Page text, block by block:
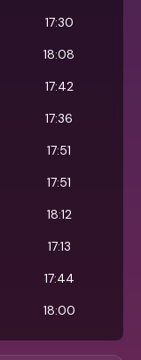
17:30
18:08
17:42
17:36
17:51
17:51
18:12
17:13
17:44
18:00